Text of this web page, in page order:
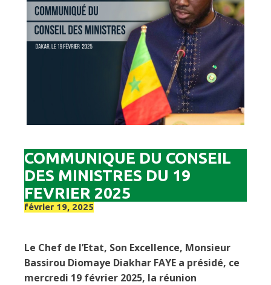
COMMUNIQUE DU CONSEIL
DES MINISTRES DU 19
FEVRIER 2025
février 19, 2025
Le Chef de l’Etat, Son Excellence, Monsieur
Bassirou Diomaye Diakhar FAYE a présidé, ce
mercredi 19 février 2025, la réunion